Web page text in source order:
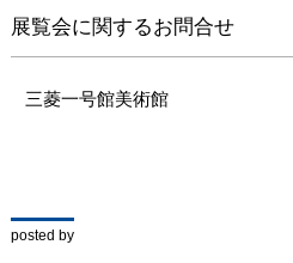
初の展覧会です。素描の
ほかに油彩画、手稿、書
館やカーサ・ブオナロー
《少女の頭部／〈岩窟の
聖母〉の天使のための習
展覧会に関するお問合せ
三菱一号館美術館
posted by